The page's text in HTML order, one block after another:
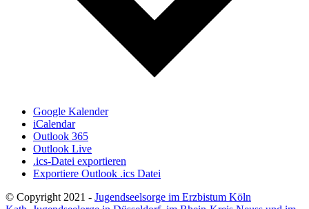
Google Kalender
iCalendar
Outlook 365
Outlook Live
.ics-Datei exportieren
Exportiere Outlook .ics Datei
© Copyright 2021 - Jugendseelsorge im Erzbistum Köln